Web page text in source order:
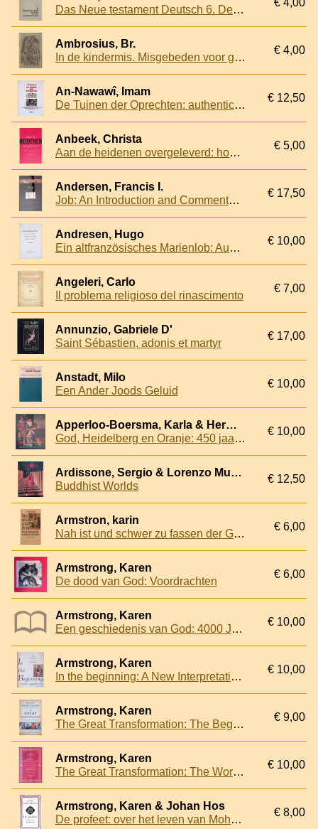
Das Neue testament Deutsch 6. Der brief an die Römer
€ 4,00
Ambrosius, Br.
In de kindermis. Misgebeden voor gezamenlijk of persoonlijk gebruik
€ 4,00
An-Nawawî, Imam
De Tuinen der Oprechten: authenticatie van de hadiths - Tweetalige versie met commentaar
€ 12,50
Anbeek, Christa
Aan de heidenen overgeleverd: hoe theologie de 21ste eeuw kan overleven
€ 5,00
Andersen, Francis I.
Job: An Introduction and Commentary - Tyndale Old Testament Commentaries Volume 13
€ 17,50
Andresen, Hugo
Ein altfranzösisches Marienlob: Aus einer Pariser Handschrift des dreizehnten Jahrhunderts
€ 10,00
Angeleri, Carlo
Il problema religioso del rinascimento
€ 7,00
Annunzio, Gabriele D'
Saint Sébastien, adonis et martyr
€ 17,00
Anstadt, Milo
Een Ander Joods Geluid
€ 10,00
Apperloo-Boersma, Karla & Herman J. Selderhuis
God, Heidelberg en Oranje: 450 jaar Heidelbergse Catechismus
€ 10,00
Ardissone, Sergio & Lorenzo Musso
Buddhist Worlds
€ 12,50
Armstron, karin
Nah ist und schwer zu fassen der Gott. 3000 Jahre glaubensgeschichte von Abraham bis Albert Einstein
€ 6,00
Armstrong, Karen
De dood van God: Voordrachten
€ 6,00
Armstrong, Karen
Een geschiedenis van God: 4000 Jaar Jodendom, Christendom en Islam
€ 10,00
Armstrong, Karen
In the beginning: A New Interpretation of Genesis
€ 10,00
Armstrong, Karen
The Great Transformation: The Beginning of Our Religious Traditions
€ 9,00
Armstrong, Karen
The Great Transformation: The World in the Time of Buddha, Socrates, Confucius and Jeremiah
€ 10,00
Armstrong, Karen & Johan Hos
De profeet: over het leven van Mohammed
€ 8,00